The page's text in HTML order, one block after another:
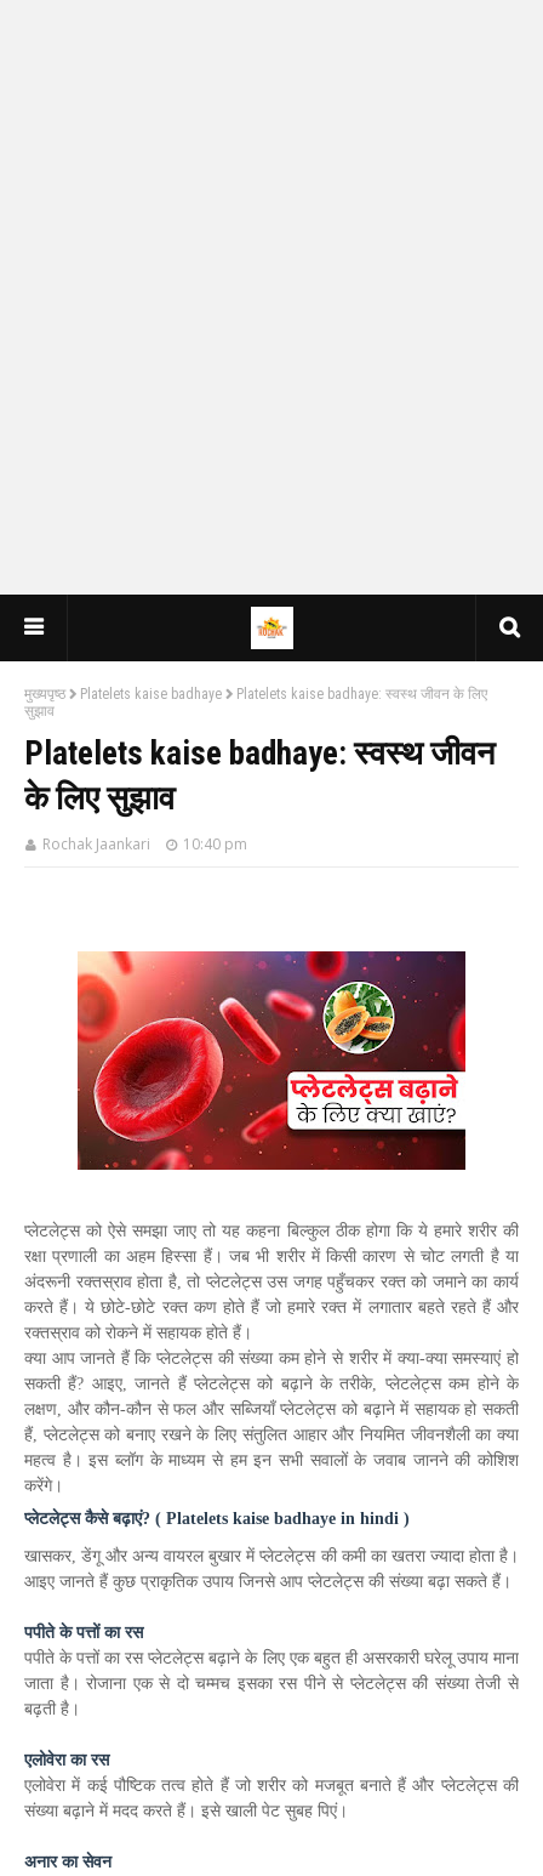
मुख्यपृष्ठ Platelets kaise badhaye
Platelets kaise badhaye: स्वस्थ जीवन के लिए
सुझाव
Platelets kaise badhaye: स्वस्थ जीवन
के लिए सुझाव
Rochak Jaankari 10:40 pm
प्लेटलेट्स को ऐसे समझा जाए तो यह कहना बिल्कुल ठीक होगा कि ये हमारे शरीर की
रक्षा प्रणाली का अहम हिस्सा हैं। जब भी शरीर में किसी कारण से चोट लगती है या
अंदरूनी रक्तस्राव होता है, तो प्लेटलेट्स उस जगह पहुँचकर रक्त को जमाने का कार्य
करते हैं। ये छोटे-छोटे रक्त कण होते हैं जो हमारे रक्त में लगातार बहते रहते हैं और
रक्तस्राव को रोकने में सहायक होते हैं।
क्या आप जानते हैं कि प्लेटलेट्स की संख्या कम होने से शरीर में क्या-क्या समस्याएं हो
सकती हैं? आइए, जानते हैं प्लेटलेट्स को बढ़ाने के तरीके, प्लेटलेट्सकम होने के
लक्षण, और कौन-कौन से फल और सब्जियाँ प्लेटलेट्स को बढ़ाने में सहायक हो सकती
हैं, प्लेटलेट्स को बनाए रखने के लिए संतुलित आहार और नियमित जीवनशैली का क्या
महत्व है। इस ब्लॉग के माध्यम से हम इन सभी सवालों के जवाब जानने की कोशिश
करेंगे।
प्लेटलेट्स कैसे बढ़ाएं? ( Platelets kaise badhaye in hindi )
खासकर, डेंगू और अन्य वायरल बुखार में प्लेटलेट्स की कमी का खतरा ज्यादा होता है।
आइए जानते हैं कुछ प्राकृतिक उपाय जिनसे आप प्लेटलेट्स की संख्या बढ़ा सकते हैं।
पपीते के पत्तों का रस
पपीते के पत्तों का रस प्लेटलेट्स बढ़ाने के लिए एक बहुत ही असरकारी घरेलू उपाय माना
जाता है। रोजाना एक से दो चम्मच इसका रस पीने से प्लेटलेट्स की संख्या तेजी से
बढ़ती है।
एलोवेरा का रस
एलोवेरा में कई पौष्टिक तत्व होते हैं जो शरीर को मजबूत बनाते हैं और प्लेटलेट्स की
संख्या बढ़ाने में मदद करते हैं। इसे खाली पेट सुबह पिएं।
अनार का सेवन